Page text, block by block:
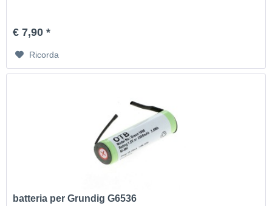
€ 7,90 *
Ricorda
batteria per Grundig G6536